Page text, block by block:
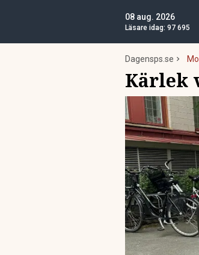
08 aug. 2026
Läsare idag: 97 695
Dagensps.se
Kärlek